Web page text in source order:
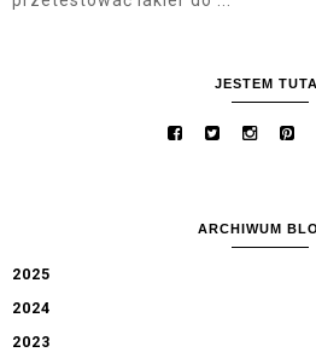
JESTEM
ARCHIWUM
2025
2024
2023